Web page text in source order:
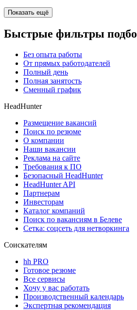
Показать ещё
Быстрые фильтры
Без опыта работы
От прямых работодателей
Полный день
Полная занятость
Сменный график
HeadHunter
Размещение вакансий
Поиск по резюме
О компании
Наши вакансии
Реклама на сайте
Требования к ПО
Безопасный HeadHunter
HeadHunter API
Партнерам
Инвесторам
Каталог компаний
Поиск по вакансиям в Белеве
Сетка: соцсеть для нетворкинга
Соискателям
hh PRO
Готовое резюме
Все сервисы
Хочу у вас работать
Производственный календарь
Экспертная рекомендация